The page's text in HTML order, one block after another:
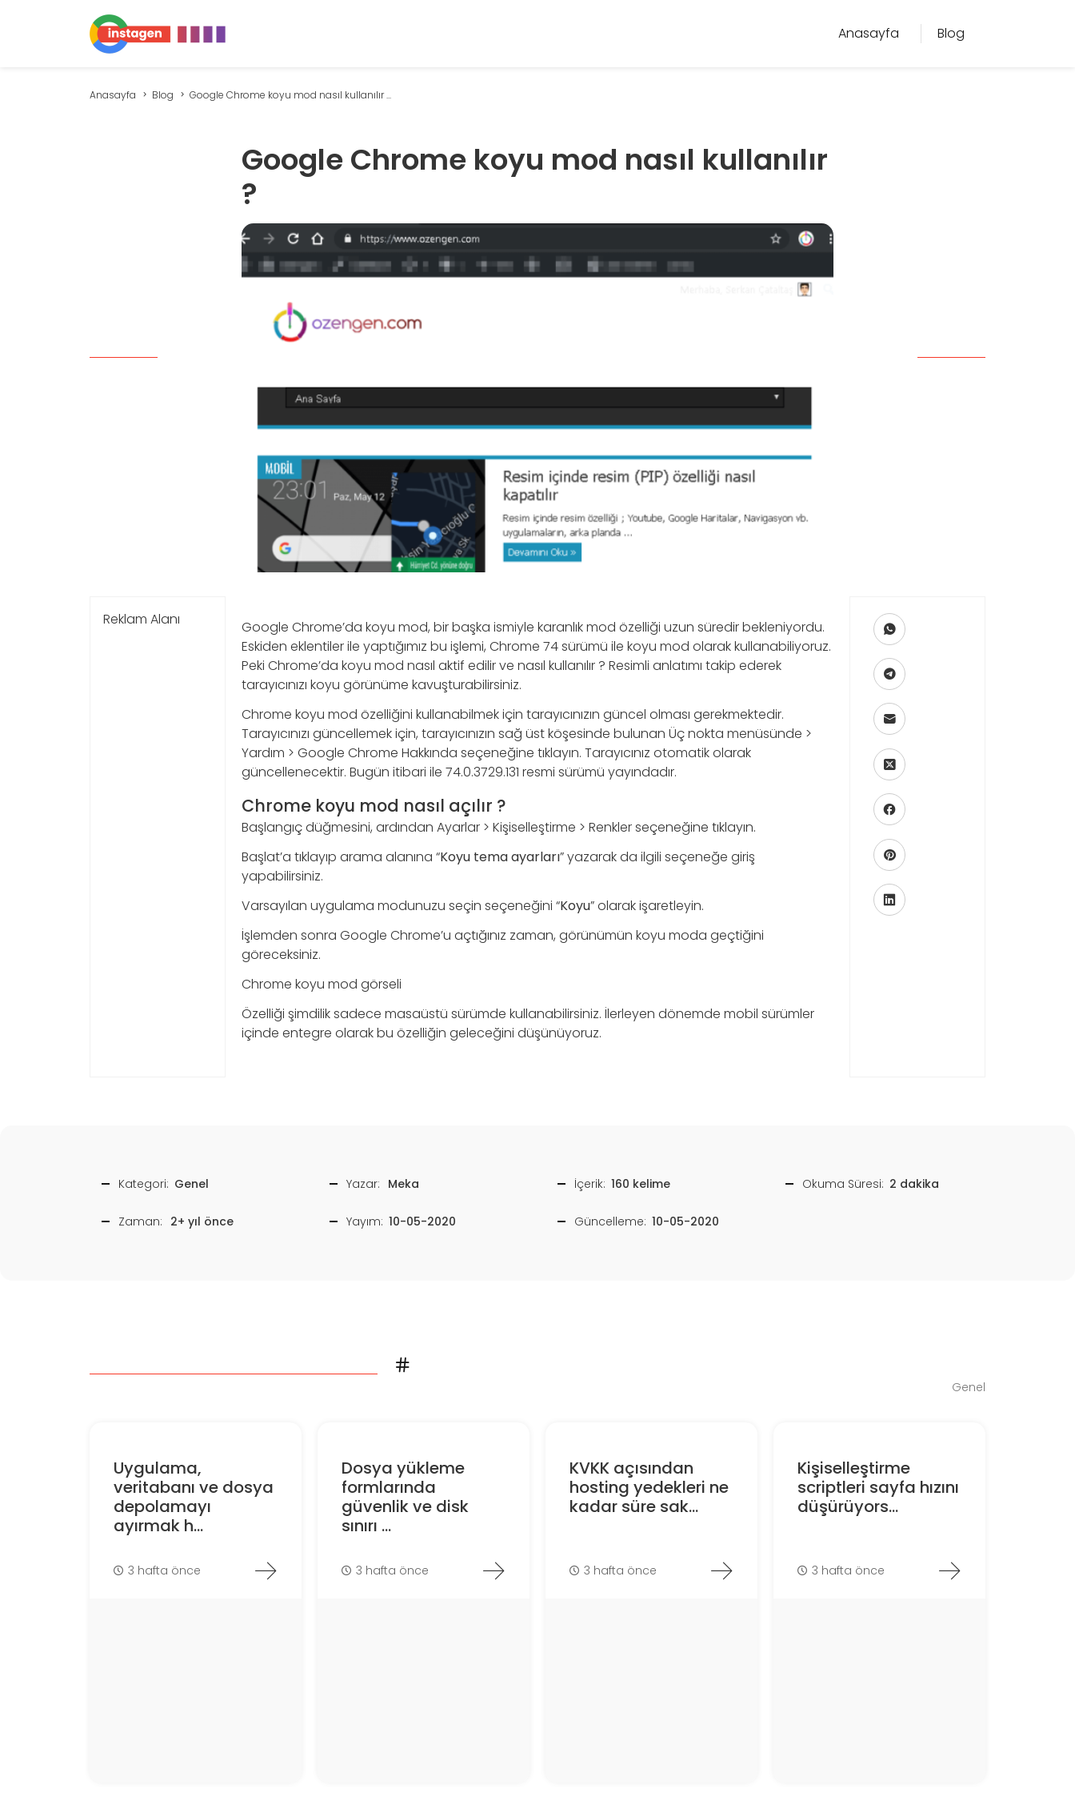
Anasayfa Blog
Anasayfa Blog Google Chrome koyu mod nasıl kullanılır ...
Google Chrome koyu mod nasıl kullanılır
?
Reklam Alanı
Google Chrome’da koyu mod, bir başka ismiyle karanlık mod özelliği uzun süredir bekleniyordu.
Eskiden eklentiler ile yaptığımız bu işlemi, Chrome 74 sürümü ile koyu mod olarak kullanabiliyoruz.
Peki Chrome’da koyu mod nasıl aktif edilir ve nasıl kullanılır ? Resimli anlatımı takip ederek
tarayıcınızı koyu görünüme kavuşturabilirsiniz.
Chrome koyu mod özelliğini kullanabilmek için tarayıcınızın güncel olması gerekmektedir.
Tarayıcınızı güncellemek için, tarayıcınızın sağ üst köşesinde bulunan Üç nokta menüsünde >
Yardım > Google Chrome Hakkında seçeneğine tıklayın. Tarayıcınız otomatik olarak
güncellenecektir. Bugün itibari ile 74.0.3729.131 resmi sürümü yayındadır.
Chrome koyu mod nasıl açılır ?
Başlangıç düğmesini, ardından Ayarlar > Kişiselleştirme > Renkler seçeneğine tıklayın.
Başlat’a tıklayıp arama alanına “Koyu tema ayarları” yazarak da ilgili seçeneğe giriş
yapabilirsiniz.
Varsayılan uygulama modunuzu seçin seçeneğini “Koyu” olarak işaretleyin.
İşlemden sonra Google Chrome’u açtığınız zaman, görünümün koyu moda geçtiğini
göreceksiniz.
Chrome koyu mod görseli
Özelliği şimdilik sadece masaüstü sürümde kullanabilirsiniz. İlerleyen dönemde mobil sürümler
içinde entegre olarak bu özelliğin geleceğini düşünüyoruz.
Kategori: Genel Yazar: Meka İçerik: 160 kelime Okuma Süresi: 2 dakika
Zaman: 2+ yıl önce Yayım: 10-05-2020 Güncelleme: 10-05-2020
Genel
Uygulama,
veritabanı ve dosya
depolamayı
ayırmak h...
3 hafta önce
Dosya yükleme
formlarında
güvenlik ve disk
sınırı ...
3 hafta önce
KVKK açısından
hosting yedekleri ne
kadar süre sak...
3 hafta önce
Kişiselleştirme
scriptleri sayfa hızını
düşürüyors...
3 hafta önce